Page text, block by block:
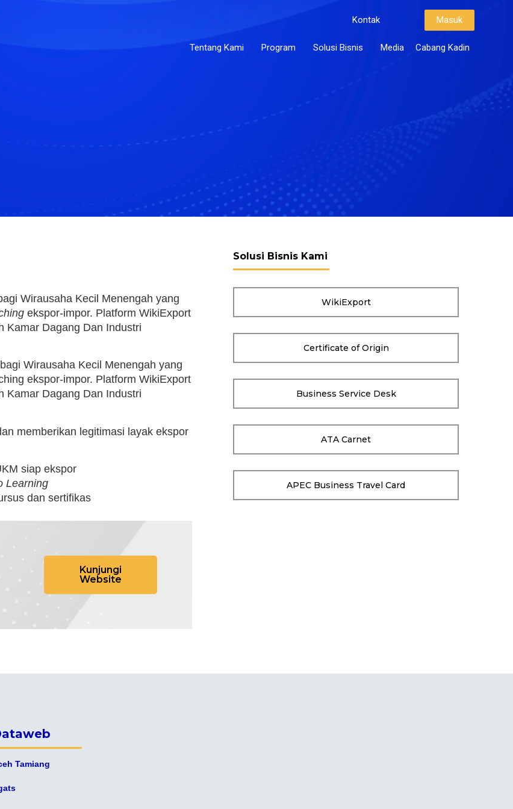
Kontak Masuk
Tentang Kami Program Solusi Bisnis Media Cabang Kadin
Wirausaha Kecil Menengah yang
ekspor-impor. Platform WikiExport
Kamar Dagang Dan Industri
Wirausaha Kecil Menengah yang
ekspor-impor. Platform WikiExport
Kamar Dagang Dan Industri
memberikan legitimasi layak ekspor
siap ekspor
Learning
dan sertifikas
Kunjungi
Website
Solusi Bisnis Kami
WikiExport
Certificate of Origin
Business Service Desk
ATA Carnet
APEC Business Travel Card
Tamiang